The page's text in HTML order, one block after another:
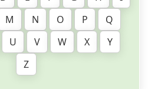
M N O P
Q
U V W X
Y
Z